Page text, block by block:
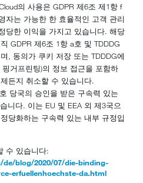
의 사용은 GDPR 제6조 제1항 f
자는 가능한 한 효율적인 고객 관리
당한 이익을 가지고 있습니다. 해당
GDPR 제6조 1항 a호 및 TDDDG
, 동의가 쿠키 저장 또는 TDDDG에
거프린팅)의 정보 접근을 포함하
든지 취소할 수 있습니다.
당국의 승인을 받은 구속력 있는
니다. 이는 EU 및 EEA 외 제3국으
당화하는 구속력 있는 내부 규정입
수 있습니다:
blog/2020/07/die-binding-
erfuellenhoechste-da.html